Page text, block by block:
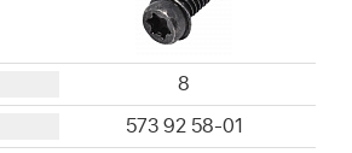
8
573 92 58-01